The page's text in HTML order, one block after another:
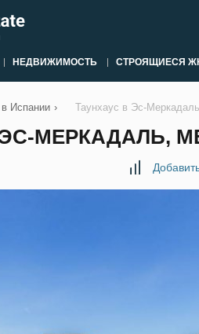
НЕДВИЖИМОСТЬ СТРОЯЩИЕСЯ
Испании › Таунхаус в Эс-
МЕРКАДАЛЬ,